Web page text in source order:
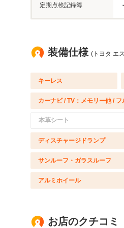
定期点検記録簿
装備仕様 (トヨタ エ
キーレス
カーナビ / TV：メモリー他 / フ
本革シート
ディスチャージドランプ
サンルーフ・ガラスルーフ
アルミホイール
お店のクチコミ